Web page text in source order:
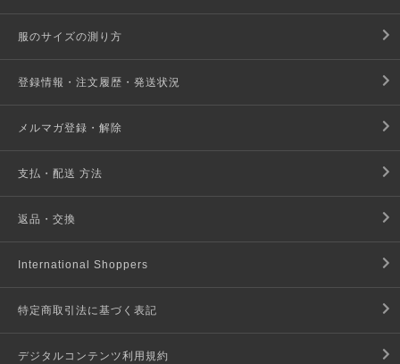
服のサイズの測り方
登録情報・注文履歴・発送状況
メルマガ登録・解除
支払・配送 方法
返品・交換
International Shoppers
特定商取引法に基づく表記
デジタルコンテンツ利用規約